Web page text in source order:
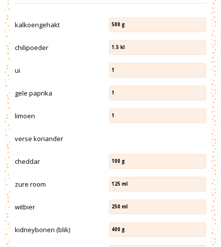
kalkoengehakt 500 g
chilipoeder 1.5 kl
ui 1
gele paprika 1
limoen 1
verse koriander
cheddar 100 g
zure room 125 ml
witbier 250 ml
kidneybonen (blik) 400 g